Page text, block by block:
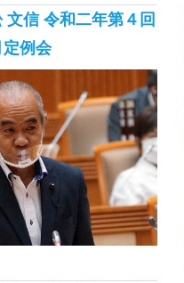
文信 令和二年第４回
例会